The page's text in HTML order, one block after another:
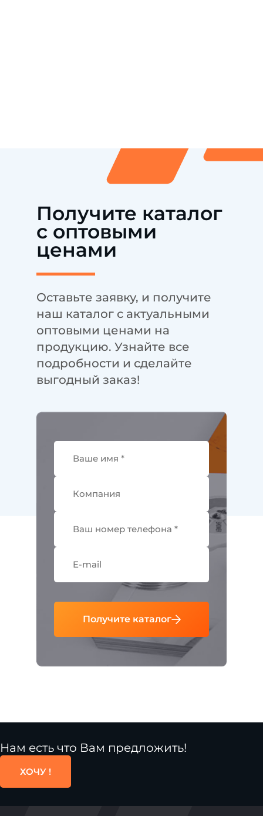
Получите каталог
с оптовыми
ценами
Оставьте заявку, и получите
наш каталог с актуальными
оптовыми ценами на
продукцию. Узнайте все
подробности и сделайте
выгодный заказ!
Получите каталог
Нам есть что Вам предложить!
ХОЧУ !